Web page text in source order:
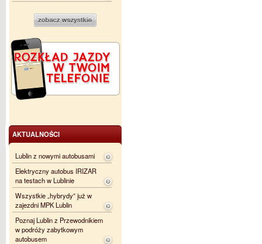
AKTUALNOŚCI
Lublin z nowymi autobusami
Elektryczny autobus IRIZAR
na testach w Lublinie
Wszystkie „hybrydy” już w
zajezdni MPK Lublin
Poznaj Lublin z Przewodnikiem
w podróży zabytkowym
autobusem